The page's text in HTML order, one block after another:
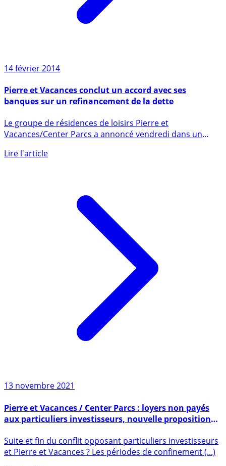
14 février 2014
banques sur un refinancement de la dette
Vacances/Center Parcs a annoncé vendredi dans un
13 novembre 2021
aux particuliers investisseurs, nouvelle proposition
pour un accord probable